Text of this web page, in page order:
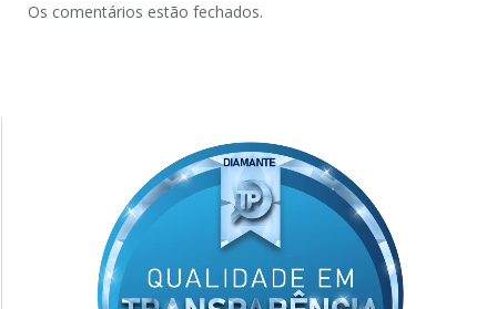
Os comentários estão fechados.